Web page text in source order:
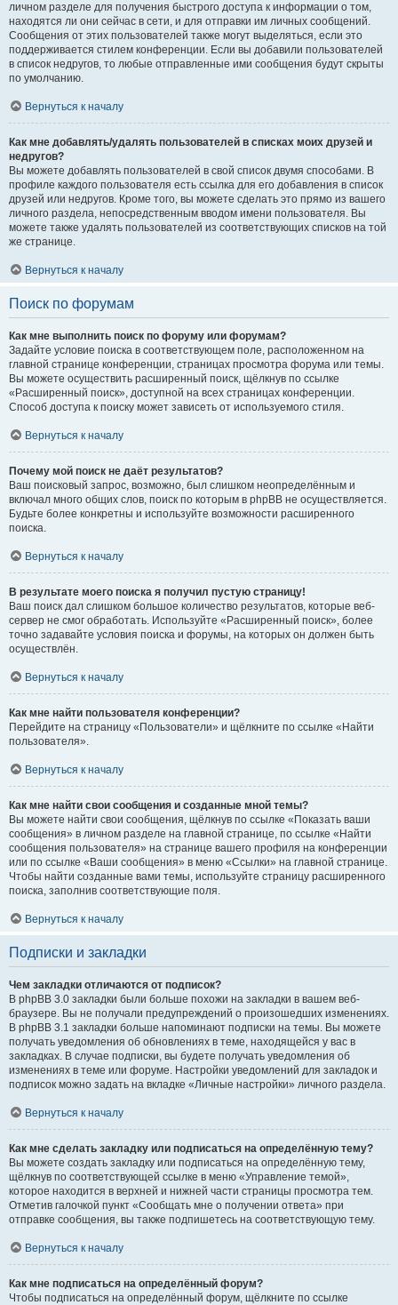
личном разделе для получения быстрого доступа к информации о том,
находятся ли они сейчас в сети, и для отправки им личных сообщений.
Сообщения от этих пользователей также могут выделяться, если это
поддерживается стилем конференции. Если вы добавили пользователей
в список недругов, то любые отправленные ими сообщения будут скрыты
по умолчанию.
Вернуться к началу
Как мне добавлять/удалять пользователей в списках моих друзей и
недругов?
Вы можете добавлять пользователей в свой список двумя способами. В
профиле каждого пользователя есть ссылка для его добавления в список
друзей или недругов. Кроме того, вы можете сделать это прямо из вашего
личного раздела, непосредственным вводом имени пользователя. Вы
можете также удалять пользователей из соответствующих списков на той
же странице.
Вернуться к началу
Поиск по форумам
Как мне выполнить поиск по форуму или форумам?
Задайте условие поиска в соответствующем поле, расположенном на
главной странице конференции, страницах просмотра форума или темы.
Вы можете осуществить расширенный поиск, щёлкнув по ссылке
«Расширенный поиск», доступной на всех страницах конференции.
Способ доступа к поиску может зависеть от используемого стиля.
Вернуться к началу
Почему мой поиск не даёт результатов?
Ваш поисковый запрос, возможно, был слишком неопределённым и
включал много общих слов, поиск по которым в phpBB не осуществляется.
Будьте более конкретны и используйте возможности расширенного
поиска.
Вернуться к началу
В результате моего поиска я получил пустую страницу!
Ваш поиск дал слишком большое количество результатов, которые веб-
сервер не смог обработать. Используйте «Расширенный поиск», более
точно задавайте условия поиска и форумы, на которых он должен быть
осуществлён.
Вернуться к началу
Как мне найти пользователя конференции?
Перейдите на страницу «Пользователи» и щёлкните по ссылке «Найти
пользователя».
Вернуться к началу
Как мне найти свои сообщения и созданные мной темы?
Вы можете найти свои сообщения, щёлкнув по ссылке «Показать ваши
сообщения» в личном разделе на главной странице, по ссылке «Найти
сообщения пользователя» на странице вашего профиля на конференции
или по ссылке «Ваши сообщения» в меню «Ссылки» на главной странице.
Чтобы найти созданные вами темы, используйте страницу расширенного
поиска, заполнив соответствующие поля.
Вернуться к началу
Подписки и закладки
Чем закладки отличаются от подписок?
В phpBB 3.0 закладки были больше похожи на закладки в вашем веб-
браузере. Вы не получали предупреждений о произошедших изменениях.
В phpBB 3.1 закладки больше напоминают подписки на темы. Вы можете
получать уведомления об обновлениях в теме, находящейся у вас в
закладках. В случае подписки, вы будете получать уведомления об
изменениях в теме или форуме. Настройки уведомлений для закладок и
подписок можно задать на вкладке «Личные настройки» личного раздела.
Вернуться к началу
Как мне сделать закладку или подписаться на определённую тему?
Вы можете создать закладку или подписаться на определённую тему,
щёлкнув по соответствующей ссылке в меню «Управление темой»,
которое находится в верхней и нижней части страницы просмотра тем.
Отметив галочкой пункт «Сообщать мне о получении ответа» при
отправке сообщения, вы также подпишетесь на соответствующую тему.
Вернуться к началу
Как мне подписаться на определённый форум?
Чтобы подписаться на определённый форум, щёлкните по ссылке